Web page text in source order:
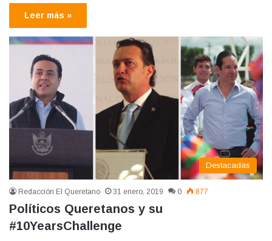
Leer más »
Destacadas
Redacción El Queretano 31 enero, 2019 0 877
Políticos Queretanos y su
#10YearsChallenge